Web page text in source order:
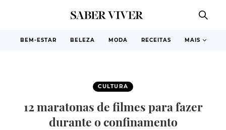
BEM-ESTAR BELEZA MODA RECEITAS MAIS
CULTURA
12 maratonas de filmes para fazer
durante o confinamento